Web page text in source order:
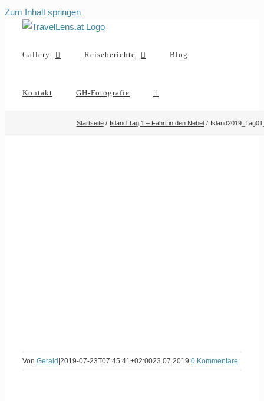
Zum Inhalt springen
Gallery Reiseberichte Blog
Kontakt GH-Fotografie
Startseite Island Tag 1 – Fahrt in den Nebel
Von Gerald 2019-07-23T07:45:41+02:0023.07.2019 0 Kommentare